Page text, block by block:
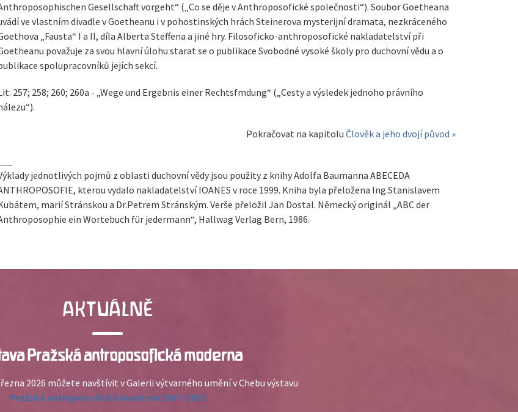
Gesellschaft vorgeht“ („Co se děje v Anthroposofické společnosti“). Soubor Goetheana
ve vlastním divadle v Goetheanu i v pohostinských hrách Steinerova mysterijní dramata, nezkráceného
„Fausta“ I a II, díla Alberta Steffena a jiné hry. Filosoficko-anthroposofické nakladatelství při
považuje za svou hlavní úlohu starat se o publikace Svobodné vysoké školy pro duchovní vědu a o
spolupracovníků jejích sekcí.
257; 258; 260; 260a - „Wege und Ergebnis einer Rechtsfmdung“ („Cesty a výsledek jednoho právního
Pokračovat na kapitolu Člověk a jeho dvojí původ »
jednotlivých pojmů z oblasti duchovní vědy jsou použity z knihy Adolfa Baumanna ABECEDA
kterou vydalo nakladatelství IOANES v roce 1999. Kniha byla přeložena Ing.Stanislavem
marií Stránskou a Dr.Petrem Stránským. Verše přeložil Jan Dostal. Německý originál „ABC der
ein Wortebuch für jedermann“, Hallwag Verlag Bern, 1986.
AKTUÁLNĚ
Pražská antroposofická moderna
2026 můžete navštívit v Galerii výtvarného umění v Chebu výstavu
Pražská antroposofická moderna 1907–1953